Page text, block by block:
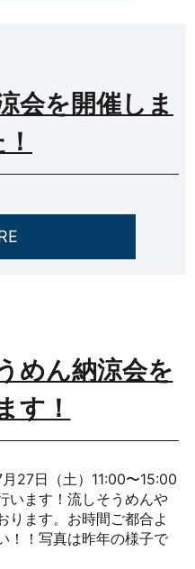
会を開催しま
めん納涼会を
す！
27日（土）11:00〜15:00
います！流しそうめんや
ります。お時間ご都合よ
！！写真は昨年の様子で